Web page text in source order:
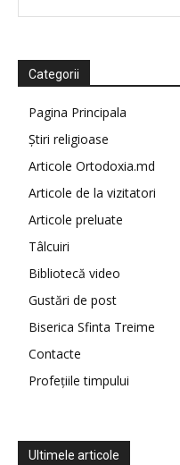
Categorii
Pagina Principala
Știri religioase
Articole Ortodoxia.md
Articole de la vizitatori
Articole preluate
Tâlcuiri
Bibliotecă video
Gustări de post
Biserica Sfinta Treime
Contacte
Profețiile timpului
Ultimele articole